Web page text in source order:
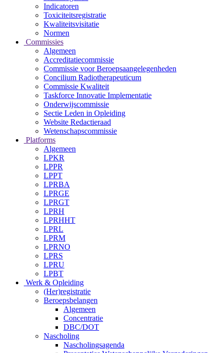
Indicatoren
Toxiciteitsregistratie
Kwaliteitsvisitatie
Normen
Commissies
Algemeen
Accreditatiecommissie
Commissie voor Beroepsaangelegenheden
Concilium Radiotherapeuticum
Commissie Kwaliteit
Taskforce Innovatie Implementatie
Onderwijscommissie
Sectie Leden in Opleiding
Website Redactieraad
Wetenschapscommissie
Platforms
Algemeen
LPKR
LPPR
LPPT
LPRBA
LPRGE
LPRGT
LPRH
LPRHHT
LPRL
LPRM
LPRNO
LPRS
LPRU
LPBT
Werk & Opleiding
(Her)registratie
Beroepsbelangen
Algemeen
Concentratie
DBC/DOT
Nascholing
Nascholingsagenda